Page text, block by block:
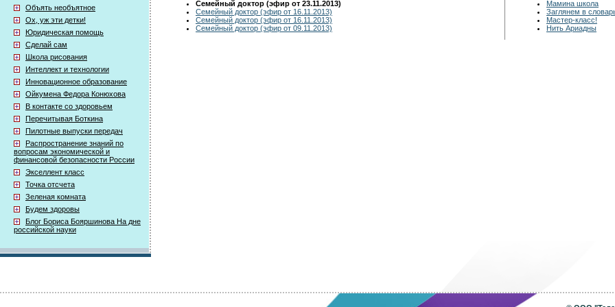
Объять необъятное
Ох, уж эти детки!
Юридическая помощь
Сделай сам
Школа рисования
Интеллект и технологии
Инновационное образование
Ойкумена Федора Конюхова
В контакте со здоровьем
Перечитывая Боткина
Пилотные выпуски передач
Распространение знаний по
вопросам экономической и
финансовой безопасности России
Экселлент класс
Точка отсчета
Зеленая комната
Будем здоровы
Блог Бориса Бояршинова На дне
российской науки
Семейный доктор (эфир от 23.11.2013)
Семейный доктор (эфир от 16.11.2013)
Семейный доктор (эфир от 16.11.2013)
Семейный доктор (эфир от 09.11.2013)
Мамина школа
Заглянем в
Мастер-класс!
Нить Ариадны